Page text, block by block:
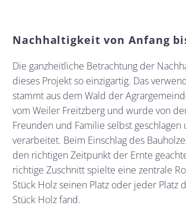
Nachhaltigkeit von Anfang
Die ganzheitliche Betrachtung der
dieses Projekt so einzigartig. Das
stammt aus dem Wald der
vom Weiler Freitzberg und wurde von
Freunden und Familie selbst
verarbeitet. Beim Einschlag des
den richtigen Zeitpunkt der Ernte
richtige Zuschnitt spielte eine zentrale
Stück Holz seinen Platz oder jeder Platz
Stück Holz fand.